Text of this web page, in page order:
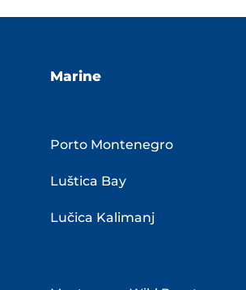
Marine
Porto Montenegro
Luštica Bay
Lučica Kalimanj